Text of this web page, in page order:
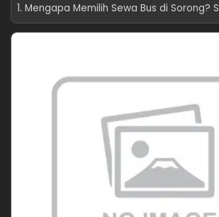
1. Mengapa Memilih Sewa Bus di Sorong? S